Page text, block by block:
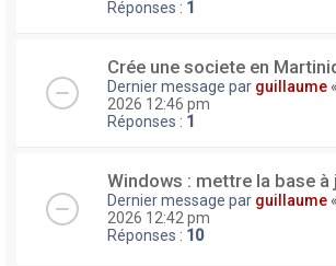
Réponses : 1
Crée une societe en
Dernier message par guillaume «
2026 12:46 pm
Réponses : 1
Windows : mettre la base à
Dernier message par guillaume «
2026 12:42 pm
Réponses : 10